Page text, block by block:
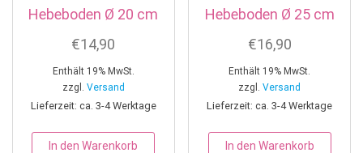
Hebeboden Ø 20 cm
€14,90
Enthält 19% MwSt.
zzgl. Versand
Lieferzeit: ca. 3-4 Werktage
In den Warenkorb
Hebeboden Ø 25 cm
€16,90
Enthält 19% MwSt.
zzgl.Versand
Lieferzeit: ca. 3-4 Werktage
In den Warenkorb